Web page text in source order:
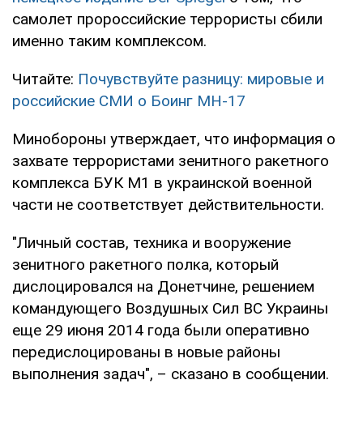
самолет пророссийские террористы сбили
именно таким комплексом.
Читайте: Почувствуйте разницу: мировые и
российские СМИ о Боинг МН-17
Минобороны утверждает, что информация о
захвате террористами зенитного ракетного
комплекса БУК М1 в украинской военной
части не соответствует действительности.
"Личный состав, техника и вооружение
зенитного ракетного полка, который
дислоцировался на Донетчине, решением
командующего Воздушных Сил ВС Украины
еще 29 июня 2014 года были оперативно
передислоцированы в новые районы
выполнения задач", – сказано в сообщении.